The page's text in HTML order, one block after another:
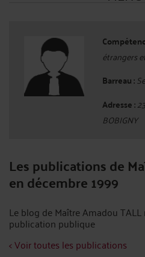
étrangers
Barreau :
Adresse :
BOBIGNY
Les publications de
en décembre 1999
Le blog de Maître Amadou
publication publique
< Voir toutes les publications